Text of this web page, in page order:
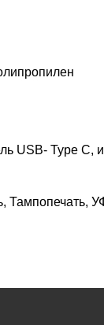
USB- Type C,
Тампопечать,